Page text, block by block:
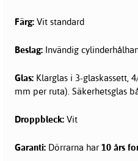
Färg: Vit standard
Beslag: Invändig
Glas: Klarglas i 3-glaskassett,
mm per ruta). Säkerhetsglas
Droppbleck: Vit
Garanti: Dörrarna har 10 års